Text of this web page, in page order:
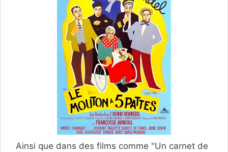
Ainsi que dans des films comme "Un carnet de